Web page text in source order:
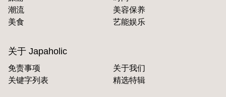
潮流
美容保养
美食
艺能娱乐
关于 Japaholic
免责事项
关于我们
关键字列表
精选特辑